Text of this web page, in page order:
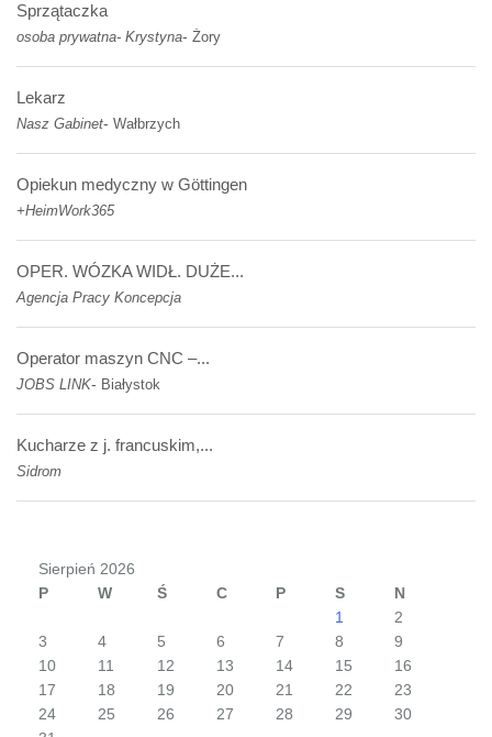
Sprzątaczka
osoba prywatna- Krystyna- Żory
Lekarz
Nasz Gabinet- Wałbrzych
Opiekun medyczny w Göttingen
+HeimWork365
OPER. WÓZKA WIDŁ. DUŻE...
Agencja Pracy Koncepcja
Operator maszyn CNC –...
JOBS LINK- Białystok
Kucharze z j. francuskim,...
Sidrom
Sierpień 2026
P
W Ś C P S
N
1
2
3
4 5 6 7 8
9
10
11 12 13 14 15
16
17
18 19 20 21 22
23
24
25 26 27 28 29
30